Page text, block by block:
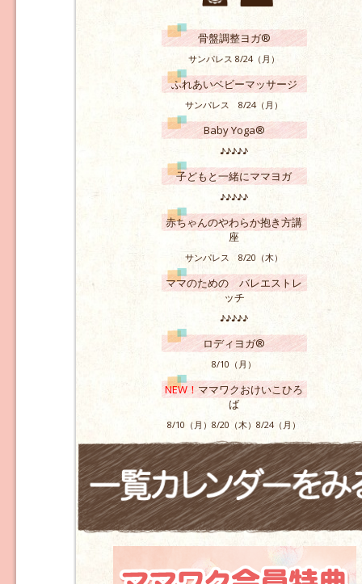
骨盤調整ヨガ®
サンパレス 8/24（月）
ふれあいベビーマッサージ
サンパレス 8/24（月）
Baby Yoga®
♪♪♪♪♪
子どもと一緒にママヨガ
♪♪♪♪♪
赤ちゃんのやわらか抱き方講
座
サンパレス 8/20（木）
ママのための バレエストレ
ッチ
♪♪♪♪♪
ロディヨガ®
8/10（月）
NEW！ママワクおけいこひろ
ば
8/10（月）8/20（木）8/24（月）